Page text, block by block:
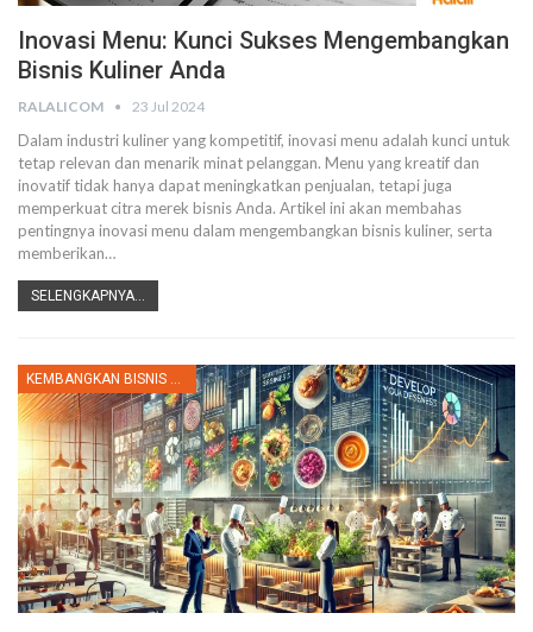
Inovasi Menu: Kunci Sukses Mengembangkan
Bisnis Kuliner Anda
RALALICOM 23 Jul 2024
Dalam industri kuliner yang kompetitif, inovasi menu adalah kunci untuk
tetap relevan dan menarik minat pelanggan. Menu yang kreatif dan
inovatif tidak hanya dapat meningkatkan penjualan, tetapi juga
memperkuat citra merek bisnis Anda. Artikel ini akan membahas
pentingnya inovasi menu dalam mengembangkan bisnis kuliner, serta
memberikan…
SELENGKAPNYA...
KEMBANGKAN BISNIS KULINER